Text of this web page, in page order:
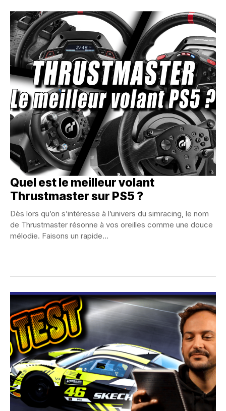
Quel est le meilleur volant
Thrustmaster sur PS5 ?
Dès lors qu’on s’intéresse à l’univers du simracing, le nom
de Thrustmaster résonne à vos oreilles comme une douce
mélodie. Faisons un rapide...